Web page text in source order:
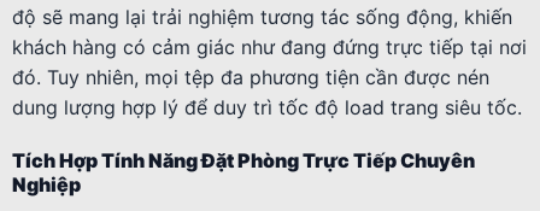
độ sẽ mang lại trải nghiệm tương tác sống động, khiến
khách hàng có cảm giác như đang đứng trực tiếp tại nơi
đó. Tuy nhiên, mọi tệp đa phương tiện cần được nén
dung lượng hợp lý để duy trì tốc độ load trang siêu tốc.
Tích Hợp Tính Năng Đặt Phòng Trực Tiếp Chuyên
Nghiệp